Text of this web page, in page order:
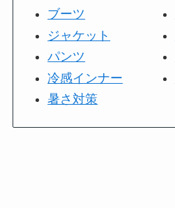
ブーツ
ジャケット
パンツ
冷感インナー
暑さ対策